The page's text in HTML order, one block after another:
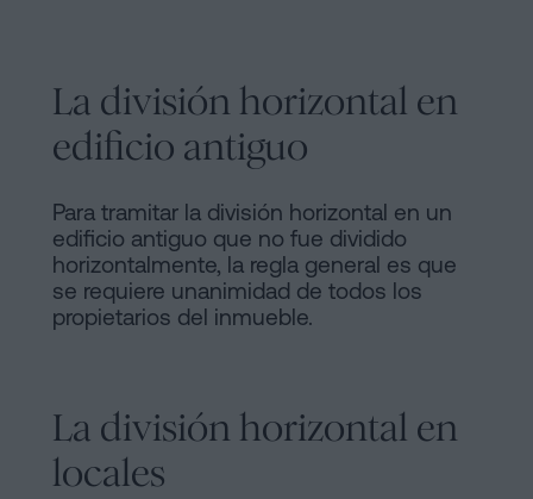
La división horizontal en
edificio antiguo
Para tramitar la división horizontal en un
edificio antiguo que no fue dividido
horizontalmente, la regla general es que
se requiere unanimidad de todos los
propietarios del inmueble.
La división horizontal en
locales